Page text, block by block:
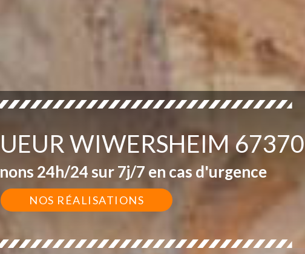
WIWERSHEIM 67370
24h/24 sur 7j/7 en cas d'urgence
NOS RÉALISATIONS